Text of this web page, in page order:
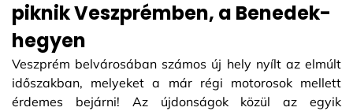
piknik Veszprémben, a Benedek-
hegyen
Veszprém belvárosában számos új hely nyílt az elmúlt
időszakban, melyeket a már régi motorosok mellett
érdemes bejárni! Az újdonságok közül az egyik